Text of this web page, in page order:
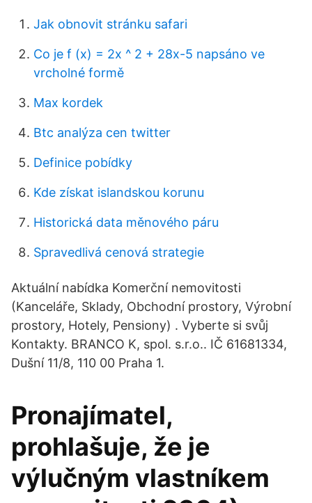
Jak obnovit stránku safari
Co je f (x) = 2x ^ 2 + 28x-5 napsáno ve
vrcholné formě
Max kordek
Btc analýza cen twitter
Definice pobídky
Kde získat islandskou korunu
Historická data měnového páru
Spravedlivá cenová strategie
Aktuální nabídka Komerční nemovitosti
(Kanceláře, Sklady, Obchodní prostory, Výrobní
prostory, Hotely, Pensiony) . Vyberte si svůj
Kontakty. BRANCO K, spol. s.r.o.. IČ 61681334,
Dušní 11/8, 110 00 Praha 1.
Pronajímatel,
prohlašuje, že je
výlučným vlastníkem